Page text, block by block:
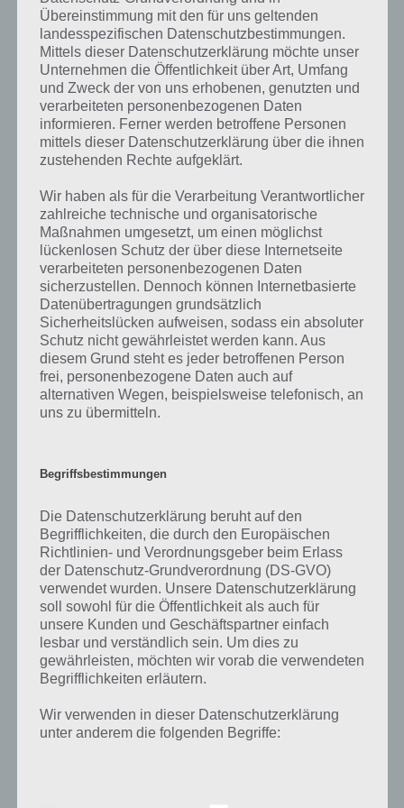
TheEndApp Tipps und Tricks
Kommen wir nun zu den Tipps und Tricks rund um TheEndApp. Das
Besondere an dieser App sind die Challenges. Es empfhielt sich diese
zu machen, denn dann warten gute Belohnungen auf einen. Bei
jedem Lauf sollte man zudem versuchen soviele Duct Tapes wie
möglich aufzunehmen. Vor allem bei Challenge 2 kann man extrem
viele Tapes aufnehmen, während in Challenge 3 versucht werden soll
keine Duct Tapes aufzunehmen.
Solltest du noch weitere Tipps und Tricks kennen, so melde dich
einfach in den Kommentaren.
TheEndApp Cheats
kurzes Wort zum Thema Cheats für TheEndApp. Leider gibt es bei
machen wollen, sodass Cheats verboten und auch unterbunden
werden. Dementsprechend gibt es leider keine Cheats für
TheEndApp.
Auf WhatsApp teilen Teilen auf Facebook
Tweet auf Twitter
Übereinstimmung mit den für uns geltenden
landesspezifischen Datenschutzbestimmungen.
Mittels dieser Datenschutzerklärung möchte unser
Unternehmen die Öffentlichkeit über Art, Umfang
und Zweck der von uns erhobenen, genutzten und
verarbeiteten personenbezogenen Daten
informieren. Ferner werden betroffene Personen
mittels dieser Datenschutzerklärung über die ihnen
zustehenden Rechte aufgeklärt.
Wir haben als für die Verarbeitung Verantwortlicher
zahlreiche technische und organisatorische
Maßnahmen umgesetzt, um einen möglichst
lückenlosen Schutz der über diese Internetseite
verarbeiteten personenbezogenen Daten
sicherzustellen. Dennoch können Internetbasierte
Datenübertragungen grundsätzlich
Sicherheitslücken aufweisen, sodass ein absoluter
Schutz nicht gewährleistet werden kann. Aus
diesem Grund steht es jeder betroffenen Person
frei, personenbezogene Daten auch auf
alternativen Wegen, beispielsweise telefonisch, an
uns zu übermitteln.
Begriffsbestimmungen
Die Datenschutzerklärung beruht auf den
Begrifflichkeiten, die durch den Europäischen
Richtlinien- und Verordnungsgeber beim Erlass
der Datenschutz-Grundverordnung (DS-GVO)
verwendet wurden. Unsere Datenschutzerklärung
soll sowohl für die Öffentlichkeit als auch für
unsere Kunden und Geschäftspartner einfach
lesbar und verständlich sein. Um dies zu
gewährleisten, möchten wir vorab die verwendeten
Begrifflichkeiten erläutern.
Wir verwenden in dieser Datenschutzerklärung
unter anderem die folgenden Begriffe: